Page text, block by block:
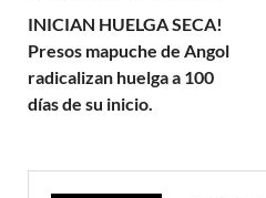
INICIAN HUELGA SECA!
Presos mapuche de Angol
radicalizan huelga a 100
días de su inicio.